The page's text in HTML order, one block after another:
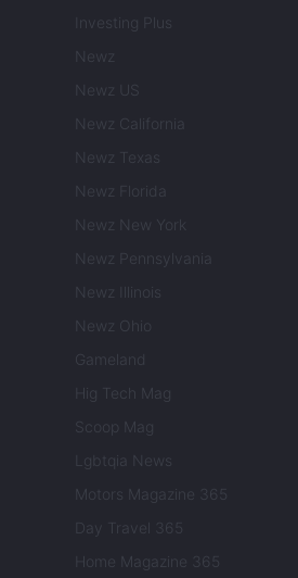
Investing Plus
Newz
Newz US
Newz California
Newz Texas
Newz Florida
Newz New York
Newz Pennsylvania
Newz Illinois
Newz Ohio
Gameland
Hig Tech Mag
Scoop Mag
Lgbtqia News
Motors Magazine 365
Day Travel 365
Home Magazine 365